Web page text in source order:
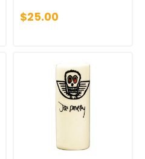
$25.00